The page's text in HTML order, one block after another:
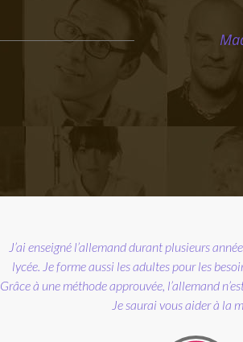
"Très bon contact, identifie
Ingénieur de formation, je possède une
professeur de cours particuliers à domicile.
préparatoires, j’assure des cours de
spécificités de chaque